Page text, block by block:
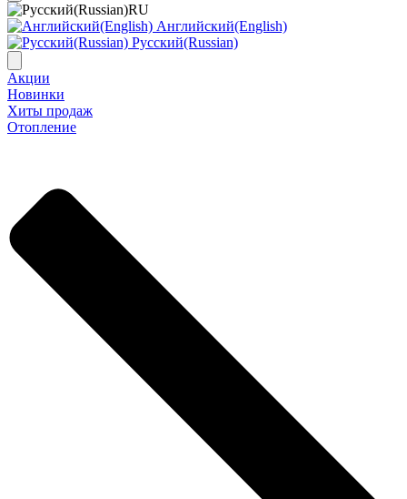
RU
Английский(English)
Русский(Russian)
Акции
Новинки
Хиты продаж
Отопление